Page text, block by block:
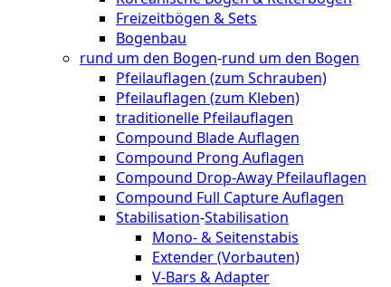
Freizeitbögen & Sets
Bogenbau
rund um den Bogen-rund um den Bogen
Pfeilauflagen (zum Schrauben)
Pfeilauflagen (zum Kleben)
traditionelle Pfeilauflagen
Compound Blade Auflagen
Compound Prong Auflagen
Compound Drop-Away Pfeilauflagen
Compound Full Capture Auflagen
Stabilisation-Stabilisation
Mono- & Seitenstabis
Extender (Vorbauten)
V-Bars & Adapter